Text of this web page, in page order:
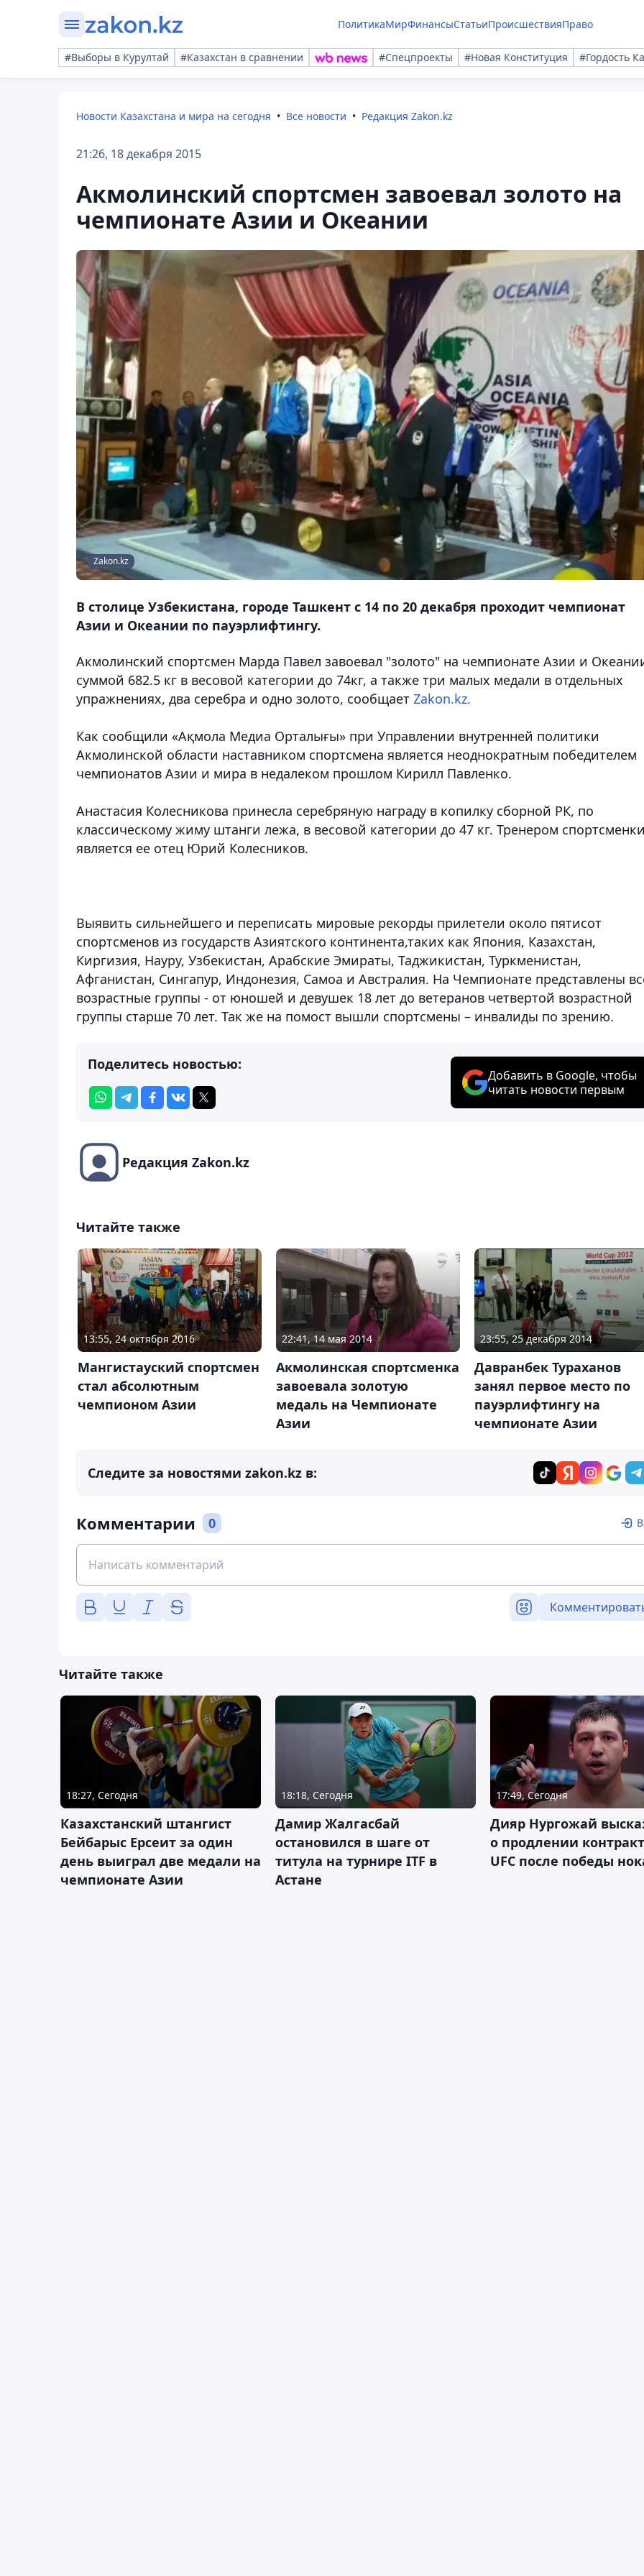
ПолитикаМирФинансыСтатьиПроисшествияПраво
#Выборы в Курултай #Казахстан в сравнении #Спецпроекты #Новая Конституция #Гордость
Новости Казахстана и мира на сегодня Все новости Редакция Zakon.kz
21:26, 18 декабря 2015
Акмолинский спортсмен завоевал золото на
чемпионате Азии и Океании
Zakon.kz
В столице Узбекистана, городе Ташкент с 14 по 20 декабря проходит чемпионат
Азии и Океании по пауэрлифтингу.
Акмолинский спортсмен Марда Павел завоевал "золото" на чемпионате Азии и
суммой 682.5 кг в весовой категории до 74кг, а также три малых медали в отдельных
упражнениях, два серебра и одно золото, сообщает Zakon.kz.
Как сообщили «Ақмола Медиа Орталығы» при Управлении внутренней политики
Акмолинской области наставником спортсмена является неоднократным победителем
чемпионатов Азии и мира в недалеком прошлом Кирилл Павленко.
Анастасия Колесникова принесла серебряную награду в копилку сборной РК, по
классическому жиму штанги лежа, в весовой категории до 47 кг. Тренером
является ее отец Юрий Колесников.
Выявить сильнейшего и переписать мировые рекорды прилетели около пятисот
спортсменов из государств Азиятского континента,таких как Япония, Казахстан,
Киргизия, Науру, Узбекистан, Арабские Эмираты, Таджикистан, Туркменистан,
Афганистан, Сингапур, Индонезия, Самоа и Австралия. На Чемпионате представлены
возрастные группы - от юношей и девушек 18 лет до ветеранов четвертой возрастной
группы старше 70 лет. Так же на помост вышли спортсмены – инвалиды по зрению.
Поделитесь новостью:
Добавить в Google, чтобы
читать новости первым
Редакция Zakon.kz
Читайте также
13:55, 24 октября 2016
Мангиcтауский спортсмен
стал абсолютным
чемпионом Азии
22:41, 14 мая 2014
Акмолинская спортсменка
завоевала золотую
медаль на Чемпионате
Азии
23:55, 25 декабря 2014
Давранбек Тураханов
занял первое место по
пауэрлифтингу на
чемпионате Азии
Следите за новостями zakon.kz в:
Комментарии 0
Читайте также
18:27, Сегодня
Казахстанский штангист
Бейбарыс Ерсеит за один
день выиграл две медали на
чемпионате Азии
18:18, Сегодня
Дамир Жалгасбай
остановился в шаге от
титула на турнире ITF в
Астане
17:49, Сегодня
Дияр Нургожай
о продлении
UFC после победы